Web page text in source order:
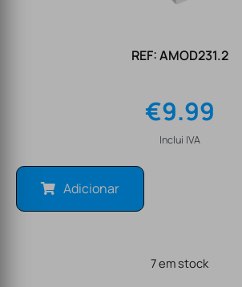
REF: AMOD231.2
€9.99
Inclui IVA
Adicionar
7 em stock